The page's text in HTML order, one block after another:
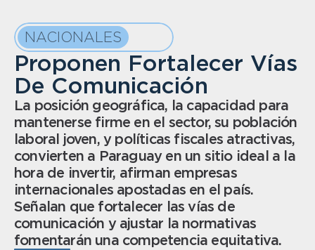
NACIONALES
Proponen Fortalecer Vías
De Comunicación
La posición geográfica, la capacidad para
mantenerse firme en el sector, su población
laboral joven, y políticas fiscales atractivas,
convierten a Paraguay en un sitio ideal a la
hora de invertir, afirman empresas
internacionales apostadas en el país.
Señalan que fortalecer las vías de
comunicación y ajustar la normativas
fomentarán una competencia equitativa.